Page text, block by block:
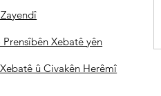
Xebatê yên
û Civakên Herêmî